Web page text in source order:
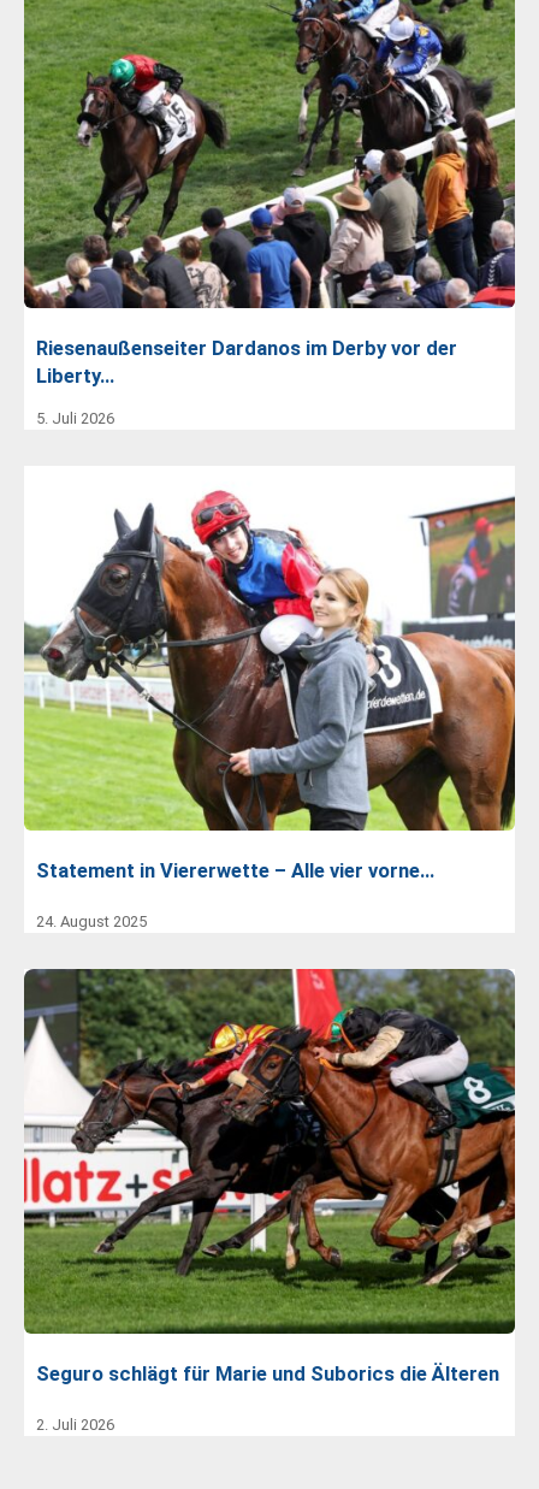
Riesenaußenseiter Dardanos im Derby vor der
Liberty…
5. Juli 2026
Statement in Viererwette – Alle vier vorne…
24. August 2025
Seguro schlägt für Marie und Suborics die Älteren
2. Juli 2026